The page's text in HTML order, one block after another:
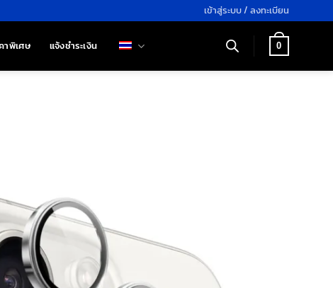
เข้าสู่ระบบ / ลงทะเบียน
าพิเศษ แจ้งชำระเงิน 0